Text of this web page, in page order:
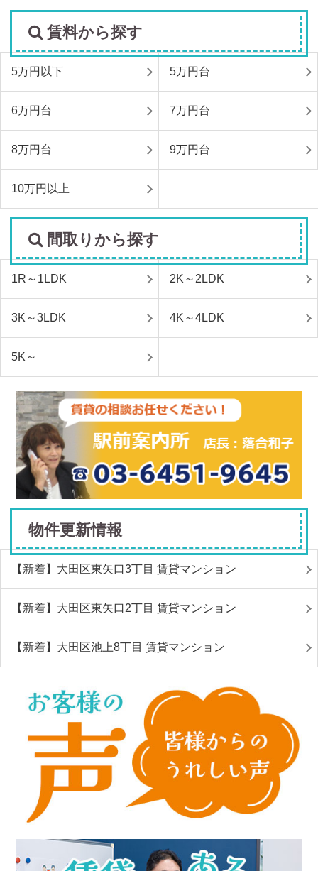
賃料から探す
5万円以下 5万円台
6万円台 7万円台
8万円台 9万円台
10万円以上
間取りから探す
1R～1LDK 2K～2LDK
3K～3LDK 4K～4LDK
5K～
物件更新情報
【新着】大田区東矢口3丁目 賃貸マンション
【新着】大田区東矢口2丁目 賃貸マンション
【新着】大田区池上8丁目 賃貸マンション